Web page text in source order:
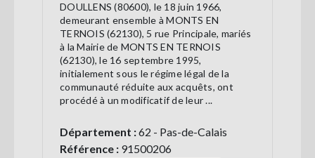
DOULLENS (80600), le 18 juin 1966,
demeurant ensemble à MONTS EN
TERNOIS (62130), 5 rue Principale, mariés
à la Mairie de MONTS EN TERNOIS
(62130), le 16 septembre 1995,
initialement sous le régime légal de la
communauté réduite aux acquêts, ont
procédé à un modificatif de leur ...
Département :62 - Pas-de-Calais
Référence : 91500206